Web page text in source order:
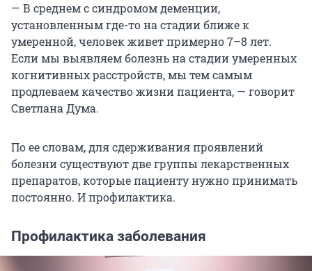
— В среднем с синдромом деменции,
установленным где-то на стадии ближе к
умеренной, человек живет примерно 7–8 лет.
Если мы выявляем болезнь на стадии умеренных
когнитивных расстройств, мы тем самым
продлеваем качество жизни пациента, — говорит
Светлана Дума.
По ее словам, для сдерживания проявлений
болезни существуют две группы лекарственных
препаратов, которые пациенту нужно принимать
постоянно. И профилактика.
Профилактика заболевания